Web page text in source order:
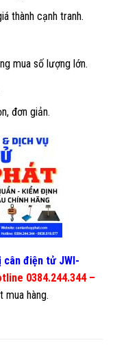
thành cạnh tranh.
mua số lượng lớn.
đơn giản.
cân điện tử JWI-
0384.244.344 –
hàng.